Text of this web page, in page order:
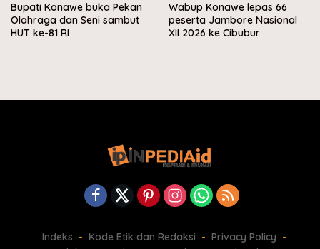
Bupati Konawe buka Pekan
Olahraga dan Seni sambut
HUT ke-81 RI
Wabup Konawe lepas 66
peserta Jambore Nasional
XII 2026 ke Cibubur
Indeks Kode Etik dan Redaksi
Privacy Policy